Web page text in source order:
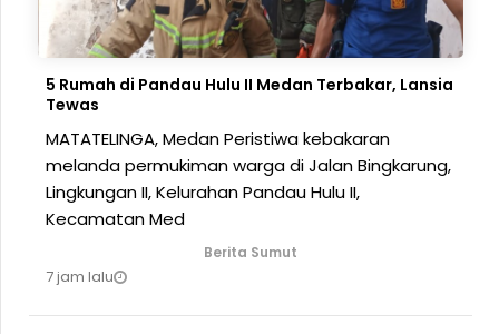
5 Rumah di Pandau Hulu II Medan Terbakar, Lansia
Tewas
MATATELINGA, Medan Peristiwa kebakaran
melanda permukiman warga di Jalan Bingkarung,
Lingkungan II, Kelurahan Pandau Hulu II,
Kecamatan Med
Berita Sumut
7 jam lalu